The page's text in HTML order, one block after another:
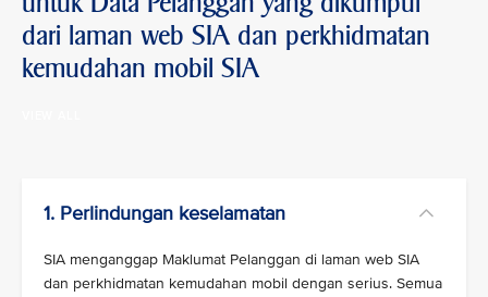
dari laman web SIA dan perkhidmatan
kemudahan mobil SIA
1. Perlindungan keselamatan
SIA menganggap Maklumat Pelanggan di laman web SIA
dan perkhidmatan kemudahan mobil dengan serius. Semua